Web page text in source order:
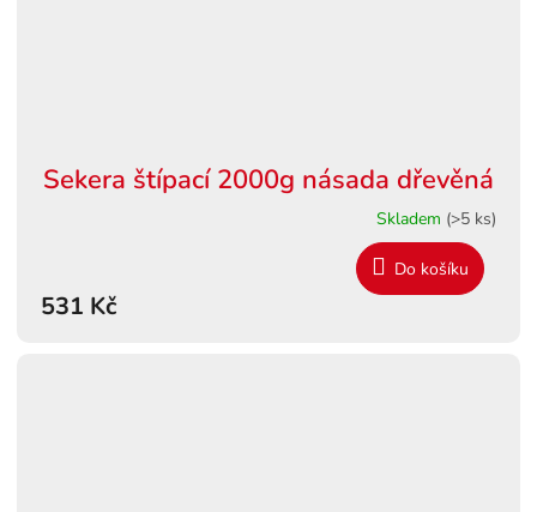
Sekera štípací 2000g násada dřevěná
Skladem (>5 ks)
531 Kč
Do košíku